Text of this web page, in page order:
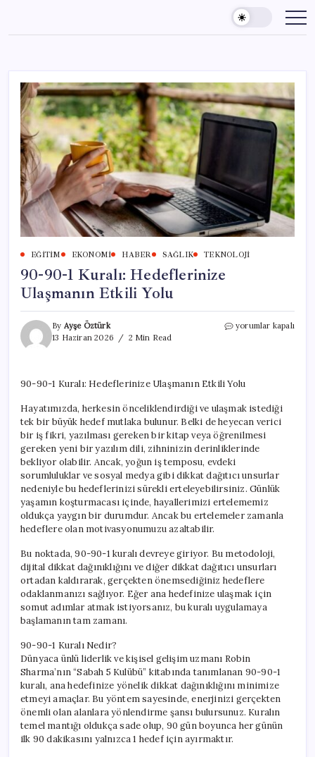
content
EĞITIM EKONOMI HABER SAĞLIK TEKNOLOJI
90-90-1 Kuralı: Hedeflerinize
Ulaşmanın Etkili Yolu
By Ayşe Öztürk
13 Haziran 2026
2 Min Read
90-
Ulaşmanın
Yolu
için
yorumlar kapalı
90-90-1 Kuralı: Hedeflerinize Ulaşmanın Etkili Yolu
Hayatımızda, herkesin önceliklendirdiği ve ulaşmak istediği
tek bir büyük hedef mutlaka bulunur. Belki de heyecan verici
bir iş fikri, yazılması gereken bir kitap veya öğrenilmesi
gereken yeni bir yazılım dili, zihninizin derinliklerinde
bekliyor olabilir. Ancak, yoğun iş temposu, evdeki
sorumluluklar ve sosyal medya gibi dikkat dağıtıcı unsurlar
nedeniyle bu hedeflerinizi sürekli erteleyebilirsiniz. Günlük
yaşamın koşturmacası içinde, hayallerimizi ertelememiz
oldukça yaygın bir durumdur. Ancak bu ertelemeler zamanla
hedeflere olan motivasyonumuzu azaltabilir.
Bu noktada, 90-90-1 kuralı devreye giriyor. Bu metodoloji,
dijital dikkat dağınıklığını ve diğer dikkat dağıtıcı unsurları
ortadan kaldırarak, gerçekten önemsediğiniz hedeflere
odaklanmanızı sağlıyor. Eğer ana hedefinize ulaşmak için
somut adımlar atmak istiyorsanız, bu kuralı uygulamaya
başlamanın tam zamanı.
90-90-1 Kuralı Nedir?
Dünyaca ünlü liderlik ve kişisel gelişim uzmanı Robin
Sharma’nın “Sabah 5 Kulübü” kitabında tanımlanan 90-90-1
kuralı, ana hedefinize yönelik dikkat dağınıklığını minimize
etmeyi amaçlar. Bu yöntem sayesinde, enerjinizi gerçekten
önemli olan alanlara yönlendirme şansı bulursunuz. Kuralın
temel mantığı oldukça sade olup, 90 gün boyunca her günün
ilk 90 dakikasını yalnızca 1 hedef için ayırmaktır.